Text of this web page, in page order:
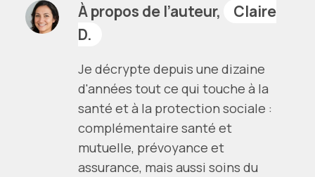
À propos de l’auteur,
Claire
D.
Je décrypte depuis une dizaine
d'années tout ce qui touche à la
santé et à la protection sociale :
complémentaire santé et
mutuelle, prévoyance et
assurance, mais aussi soins du